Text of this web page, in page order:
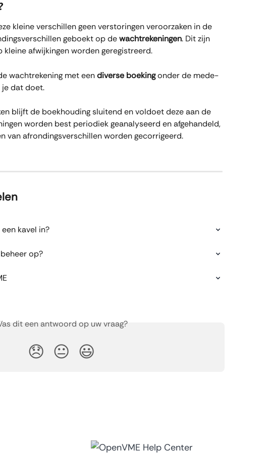
kleine verschillen geen verstoringen veroorzaken in de
geboekt op de wachtrekeningen. Dit zijn
kleine afwijkingen worden geregistreerd.
wachtrekening met een diverse boeking onder de mede-
je dat doet.
blijft de boekhouding sluitend en voldoet deze aan de
worden best periodiek geanalyseerd en afgehandeld,
van afrondingsverschillen worden gecorrigeerd.
kavel in?
op?
dit een antwoord op uw vraag?
😞 😐 😃